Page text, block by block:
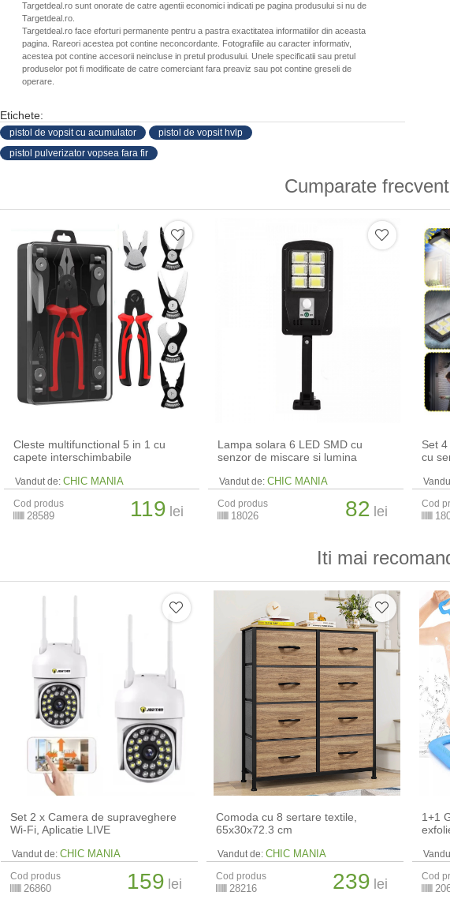
Targetdeal.ro sunt onorate de catre agentii economici indicati pe pagina produsului si nu de
Targetdeal.ro.
Targetdeal.ro face eforturi permanente pentru a pastra exactitatea informatiilor din aceasta
pagina. Rareori acestea pot contine neconcordante. Fotografiile au caracter informativ,
acestea pot contine accesorii neincluse in pretul produsului. Unele specificatii sau pretul
produselor pot fi modificate de catre comerciant fara preaviz sau pot contine greseli de
operare.
Etichete:
pistol de vopsit cu acumulator
pistol de vopsit hvlp
pistol pulverizator vopsea fara fir
Cumparate
Cleste multifunctional 5 in 1 cu
capete interschimbabile
Vandut de: CHIC MANIA
Cod produs
28589 119 lei
Lampa solara 6 LED SMD cu
senzor de miscare si lumina
Vandut de: CHIC MANIA
Cod produs
18026 82 lei
Set
cu
Cod
Iti mai
Set 2 x Camera de supraveghere
Wi-Fi, Aplicatie LIVE
Vandut de: CHIC MANIA
Cod produs
26860 159 lei
Comoda cu 8 sertare textile,
65x30x72.3 cm
Vandut de: CHIC MANIA
Cod produs
28216 239 lei
1+1
Cod